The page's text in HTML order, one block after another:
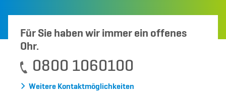
Für Sie haben wir immer ein offenes
Ohr.
0800 1060100
Weitere Kontaktmöglichkeiten